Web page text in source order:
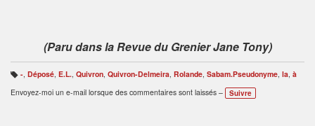
(Paru dans la Revue du Grenier Jane Tony)
B
ali
s
-, Déposé, E.L., Quivron, Quivron-Delmeira, Rolande, Sabam.Pseudonyme, la, à
Envoyez-moi un e-mail lorsque des commentaires sont laissés –
Suivre